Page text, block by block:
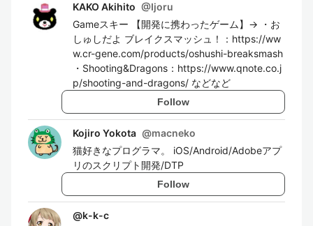
KAKO Akihito @Ijoru
Gameスキー 【開発に携わったゲーム】→ ・お
しゅしだよ ブレイクスマッシュ！：https://ww
w.cr-gene.com/products/oshushi-breaksmash
・Shooting&Dragons：https://www.qnote.co.j
p/shooting-and-dragons/ などなど
Follow
Kojiro Yokota @macneko
猫好きなプログラマ。 iOS/Android/Adobeアプ
リのスクリプト開発/DTP
Follow
@k-k-c